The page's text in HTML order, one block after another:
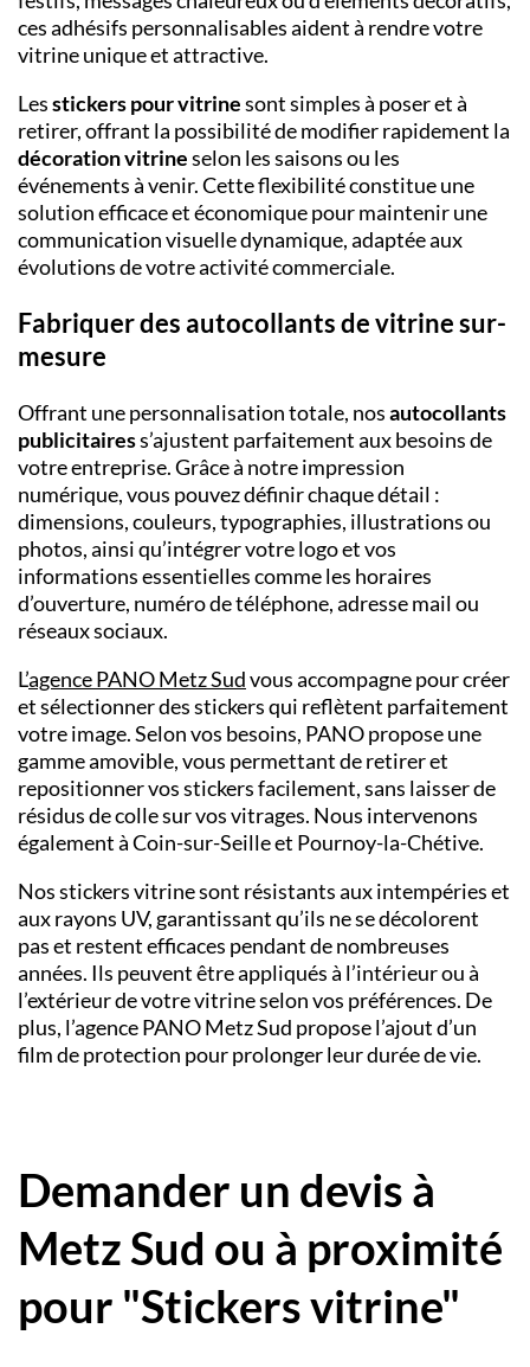
ces adhésifs personnalisables aident à rendre votre
vitrine unique et attractive.
Lesstickers pour vitrinesont simples à poser et à
retirer, offrant la possibilité de modifier rapidement la
décoration vitrineselon les saisons ou les
événements à venir. Cette flexibilité constitue une
solution efficace et économique pour maintenir une
communication visuelle dynamique, adaptée aux
évolutions de votre activité commerciale.
Fabriquer des autocollants de vitrine sur-
mesure
Offrant une personnalisation totale, nosautocollants
publicitairess’ajustent parfaitement aux besoins de
votre entreprise. Grâce à notre impression
numérique, vous pouvez définir chaque détail :
dimensions, couleurs, typographies, illustrations ou
photos, ainsi qu’intégrer votre logo et vos
informations essentielles comme les horaires
d’ouverture, numéro de téléphone, adresse mail ou
réseaux sociaux.
L’agencePANO Metz Sudvous accompagne pour créer
et sélectionner des stickers qui reflètent parfaitement
votre image. Selon vos besoins, PANO propose une
gamme amovible, vous permettant de retirer et
repositionner vos stickers facilement, sans laisser de
résidus de colle sur vos vitrages. Nous intervenons
également à Coin-sur-Seille et Pournoy-la-Chétive.
Nos stickers vitrine sont résistants aux intempéries et
aux rayons UV, garantissant qu’ils ne se décolorent
pas et restent efficaces pendant de nombreuses
années. Ils peuvent être appliqués à l’intérieur ou à
l’extérieur de votre vitrine selon vos préférences. De
plus, l’agence PANO Metz Sud propose l’ajout d’un
film de protection pour prolonger leur durée de vie.
Demander un devis à
Metz Sud ou à proximité
pour "Stickers vitrine"